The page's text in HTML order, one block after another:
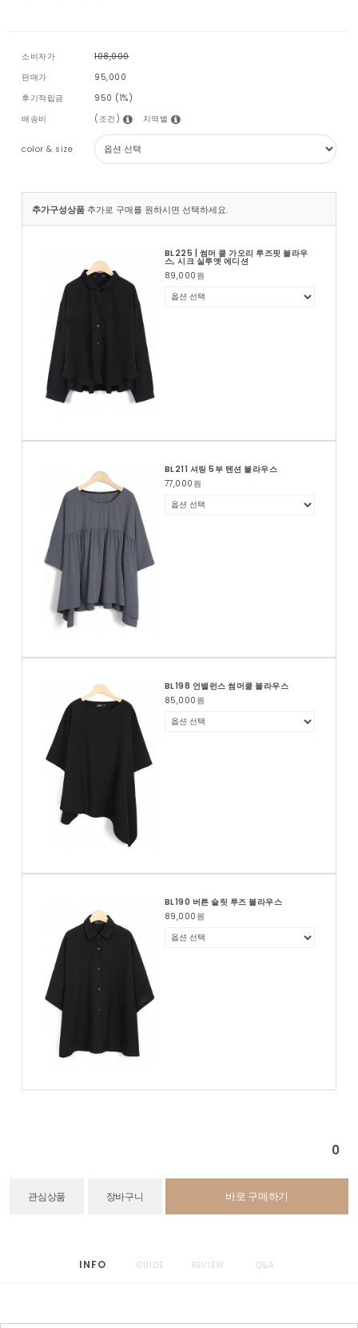
소비자가
108,000
판매가
95,000
후기적립금
950 (1%)
배송비
(조건) 지역별
color & size
추가구성상품 추가로 구매를 원하시면 선택하세요.
BL225 | 썸머 쿨 가오리 루즈핏 블라우
스, 시크 실루엣 에디션
89,000 원
BL211 셔링 5부 텐션 블라우스
77,000 원
BL198 언밸런스 썸머쿨 블라우스
85,000 원
BL190 버튼 슬릿 루즈 블라우스
89,000 원
0
관심상품 장바구니 바로 구매하기
INFO GUIDE REVIEW Q&A